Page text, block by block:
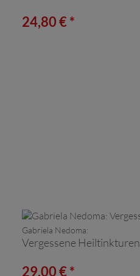
24,80 € *
Gabriela Nedoma:
Vergessene Heiltinkturen
29,00 € *